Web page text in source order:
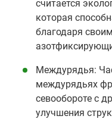
считается
которая
благодаря
Междурядья:
междурядьях
севообороте с
улучшения